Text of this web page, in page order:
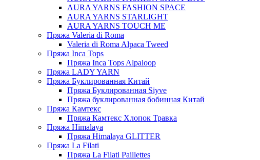
AURA YARNS FASHION SPACE
AURA YARNS STARLIGHT
AURA YARNS TOUCH ME
Пряжа Valeria di Roma
Valeria di Roma Alpaca Tweed
Пряжа Inca Tops
Пряжа Inca Tops Alpaloop
Пряжа LADY YARN
Пряжа Буклированная Китай
Пряжа Буклированная Siyve
Пряжа буклированная бобинная Китай
Пряжа Камтекс
Пряжа Камтекс Хлопок Травка
Пряжа Himalaya
Пряжа Himalaya GLITTER
Пряжа La Filati
Пряжа La Filati Paillettes